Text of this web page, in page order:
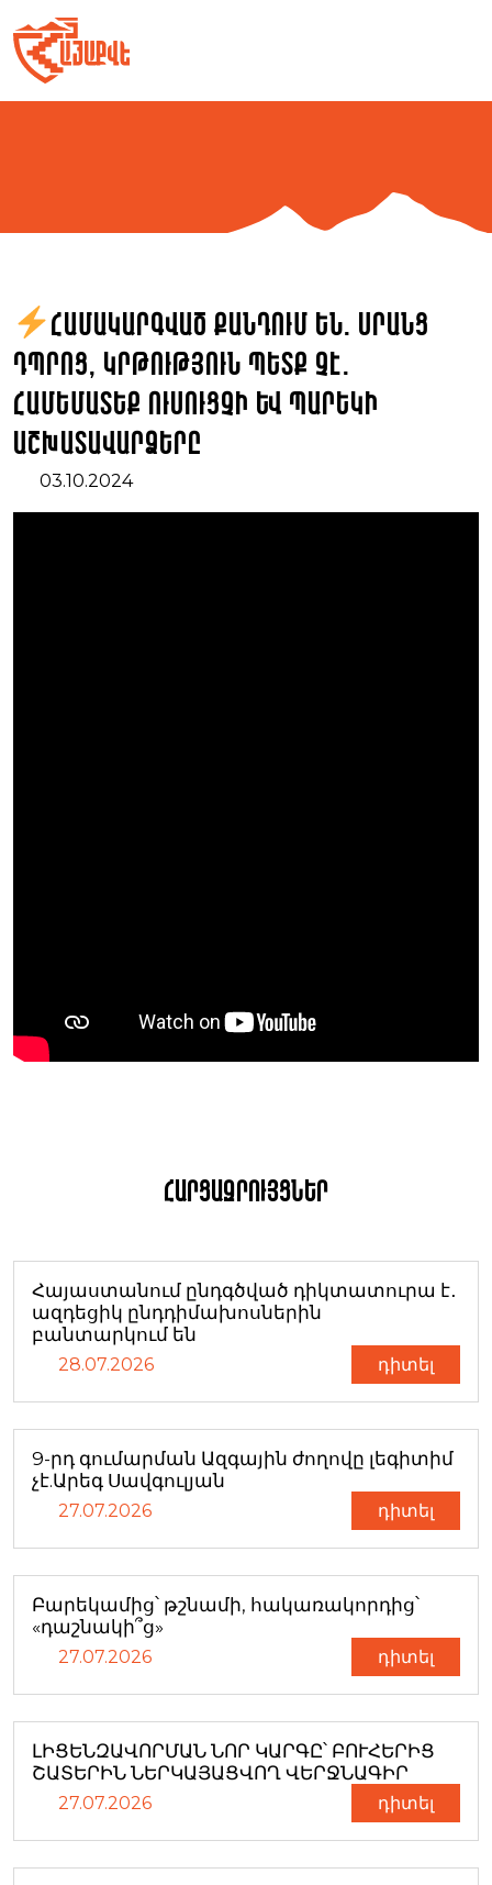
to
content
Համակարգված քանդում են. սրանց
դպրոց, կրթություն պետք չէ.
համեմատեք ուսուցչի և պարեկի
աշխատավարձերը
03.10.2024
Հարցազրույցներ
Հայաստանում ընդգծված դիկտատուրա է․
ազդեցիկ ընդդիմախոսներին
բանտարկում են
28.07.2026 դիտել
9-րդ գումարման Ազգային ժողովը լեգիտիմ
չէ.Արեգ Սավգուլյան
27.07.2026 դիտել
Բարեկամից՝ թշնամի, հակառակորդից՝
«դաշնակի՞ց»
27.07.2026 դիտել
ԼԻՑԵՆԶԱՎՈՐՄԱՆ ՆՈՐ ԿԱՐԳԸ՝ ԲՈՒՀԵՐԻՑ
ՇԱՏԵՐԻՆ ՆԵՐԿԱՅԱՑՎՈՂ ՎԵՐՋՆԱԳԻՐ
27.07.2026 դիտել